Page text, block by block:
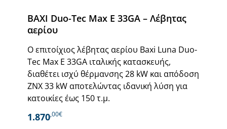
BAXI Duo-Tec Max E 33GA – Λέβητας
αερίου
Ο επιτοίχιος λέβητας αερίου Baxi Luna Duo-
Tec Max E 33GA ιταλικής κατασκευής,
διαθέτει ισχύ θέρμανσης 28 kW και απόδοση
ΖΝΧ 33 kW αποτελώντας ιδανική λύση για
κατοικίες έως 150 τ.μ.
1.870,00€